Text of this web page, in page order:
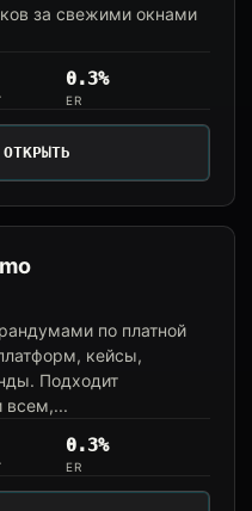
за свежими окнами
0.3%
ER
ОТКРЫТЬ
по платной
кейсы,
Подходит
всем,...
0.3%
ER